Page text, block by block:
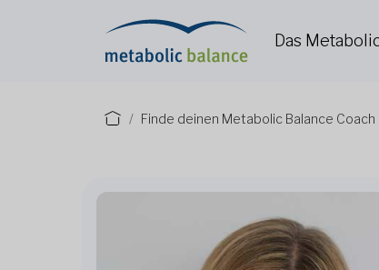
Das
Finde deinen Metabolic Balance Coach